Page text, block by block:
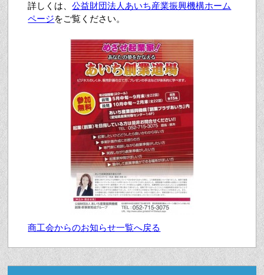
詳しくは、公益財団法人あいち産業振興機構ホーム
ページをご覧ください。
商工会からのお知らせ一覧へ戻る